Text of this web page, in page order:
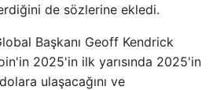
de sözlerine ekledi.
Başkanı Geoff Kendrick
2025'in ilk yarısında 2025'in
ulaşacağını ve